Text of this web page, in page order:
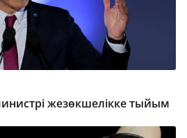
жезөкшелікке тыйым